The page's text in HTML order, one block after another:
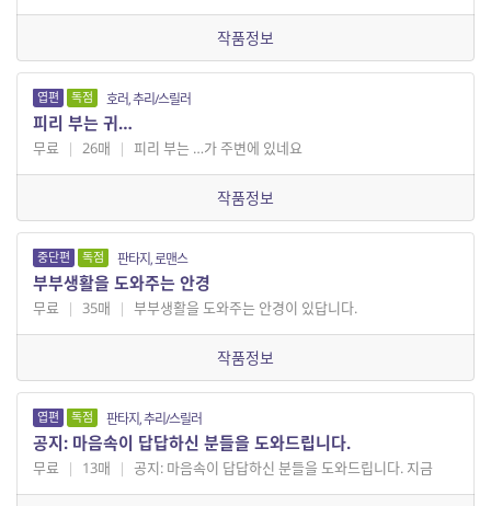
작품정보
엽편 독점 호러, 추리/스릴러
피리 부는 귀…
무료 | 26매 | 피리 부는 …가 주변에 있네요
작품정보
중단편 독점 판타지, 로맨스
부부생활을 도와주는 안경
무료 | 35매 | 부부생활을 도와주는 안경이 있답니다.
작품정보
엽편 독점 판타지, 추리/스릴러
공지: 마음속이 답답하신 분들을 도와드립니다.
무료 | 13매 | 공지: 마음속이 답답하신 분들을 도와드립니다. 지금